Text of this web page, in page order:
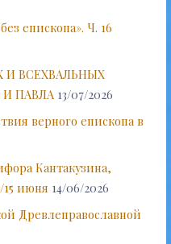
епископа». Ч. 16
И ВСЕХВАЛЬНЫХ
ПАВЛА 13/07/2026
верного епископа в
Кантакузина,
15 июня 14/06/2026
Древлеправославной